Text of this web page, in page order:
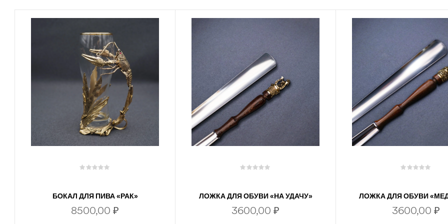
БОКАЛ ДЛЯ ПИВА «РАК»
8500,00 ₽
ЛОЖКА ДЛЯ ОБУВИ «НА УДАЧУ»
3600,00 ₽
ЛОЖКА ДЛЯ ОБУВИ
3600,00 ₽